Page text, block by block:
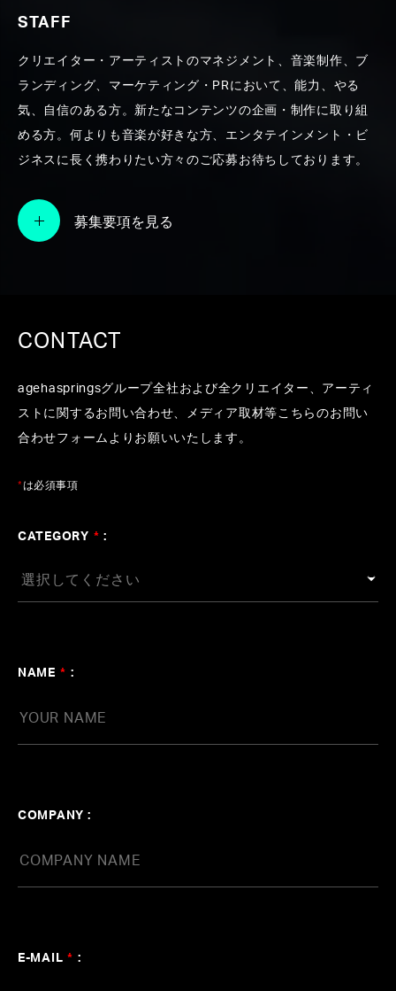
ロジェクト「En-gene」
#Engene
#Audition
#VSinger
STAFF
クリエイター・アーティストのマネジメント、音楽制作、ブ
ランディング、マーケティング・PRにおいて、能力、やる
気、自信のある方。新たなコンテンツの企画・制作に取り組
める方。何よりも音楽が好きな方、エンタテインメント・ビ
ジネスに長く携わりたい方々のご応募お待ちしております。
募集要項を見る
CONTACT
agehaspringsグループ全社および全クリエイター、アーティ
ストに関するお問い合わせ、メディア取材等こちらのお問い
合わせフォームよりお願いいたします。
*は必須事項
CATEGORY * :
NAME * :
COMPANY :
E-MAIL * :